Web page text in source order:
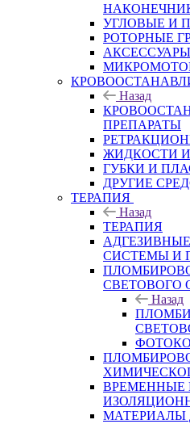
УГЛОВЫЕ И
РОТОРНЫЕ
Назад
ПРЕПАРАТЫ
ЖИДКОСТИ
ГУБКИ И
ДРУГИЕ
ТЕРАПИЯ
Назад
ТЕРАПИЯ
СИСТЕМЫ И
СВЕТОВОГО
Назад
ВРЕМЕННЫЕ
МАТЕРИАЛЫ